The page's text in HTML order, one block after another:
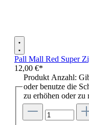
Pall Mall Red Super
12,00 €*
Produkt Anzahl:
oder benutze die
zu erhöhen oder zu